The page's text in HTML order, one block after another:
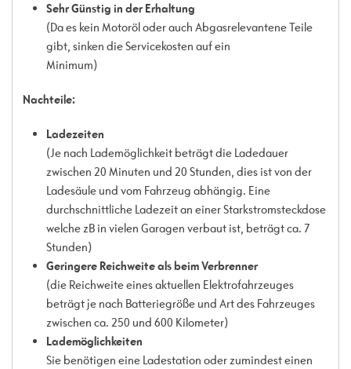
Sehr Günstig in der Erhaltung
(Da es kein Motoröl oder auch Abgasrelevantene Teile
gibt, sinken die Servicekosten auf ein
Minimum)
Nachteile:
Ladezeiten
(Je nach Lademöglichkeit beträgt die Ladedauer
zwischen 20 Minuten und 20 Stunden, dies ist von der
Ladesäule und vom Fahrzeug abhängig. Eine
durchschnittliche Ladezeit an einer Starkstromsteckdose
welche zB in vielen Garagen verbaut ist, beträgt ca. 7
Stunden)
Geringere Reichweite als beim Verbrenner
(die Reichweite eines aktuellen Elektrofahrzeuges
beträgt je nach Batteriegröße und Art des Fahrzeuges
zwischen ca. 250 und 600 Kilometer)
Lademöglichkeiten
Sie benötigen eine Ladestation oder zumindest einen